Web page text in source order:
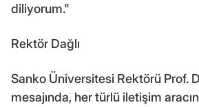
diliyorum."
Rektör Dağlı
Sanko Üniversitesi Rektörü Prof.
mesajında, her türlü iletişim